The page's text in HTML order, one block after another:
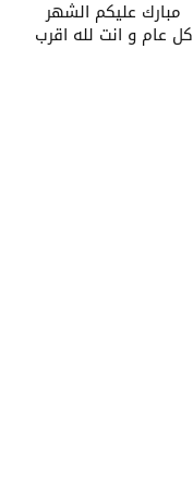
مبارك عليكم الشهر
كل عام و انت لله اقرب​